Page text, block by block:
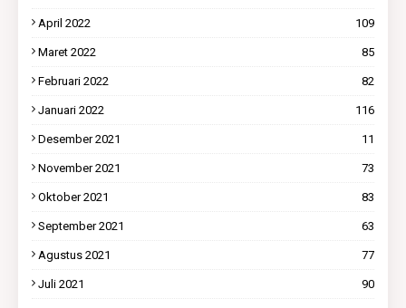
April 2022 109
Maret 2022 85
Februari 2022 82
Januari 2022 116
Desember 2021 11
November 2021 73
Oktober 2021 83
September 2021 63
Agustus 2021 77
Juli 2021 90